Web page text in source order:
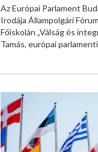
Az Európai Parlament
Irodája Állampolgári
Főiskolán „Válság és
Tamás, európai